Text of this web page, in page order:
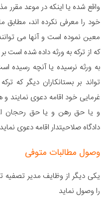
معین نموده است و آنها می
که از ترکه به ورثه داده شده است
به ورثه نرسیده یا آنچه رسیده
تواند بر بستانکاران دیگر که
غرمایی خود اقامه دعوی
و یا حق رهن و یا حق رحجان
دادگاه صلاحیتدار اقامه دعوی
وصول مطالبات متوفی
یکی دیگر از وظایف مدیر تصفیه
را وصول نماید